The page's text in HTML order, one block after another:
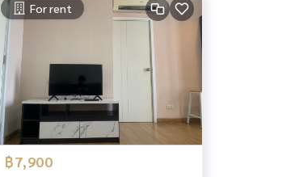
For rent
฿7,900